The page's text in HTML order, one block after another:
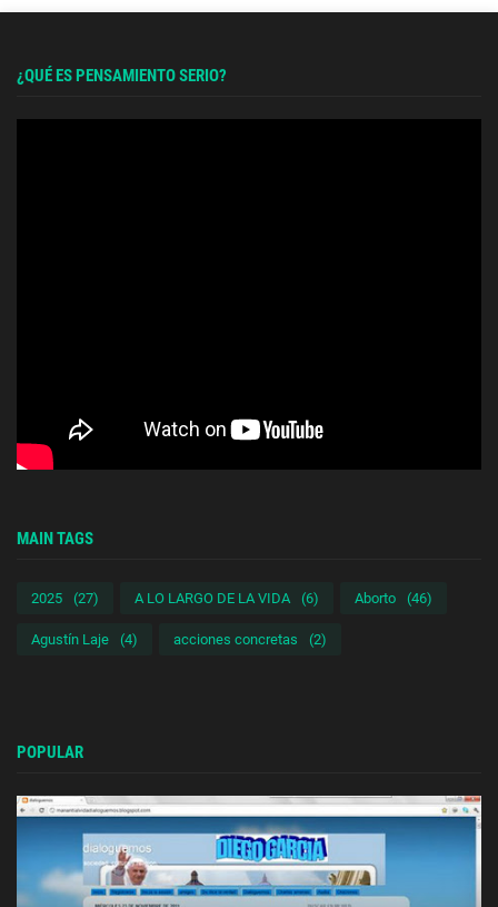
¿QUÉ ES PENSAMIENTO SERIO?
MAIN TAGS
2025 (27) A LO LARGO DE LA VIDA (6) Aborto (46)
Agustín Laje (4) acciones concretas (2)
POPULAR